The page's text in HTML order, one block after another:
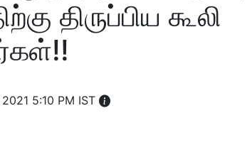
திருப்பிய கூலி
5:10 PM IST